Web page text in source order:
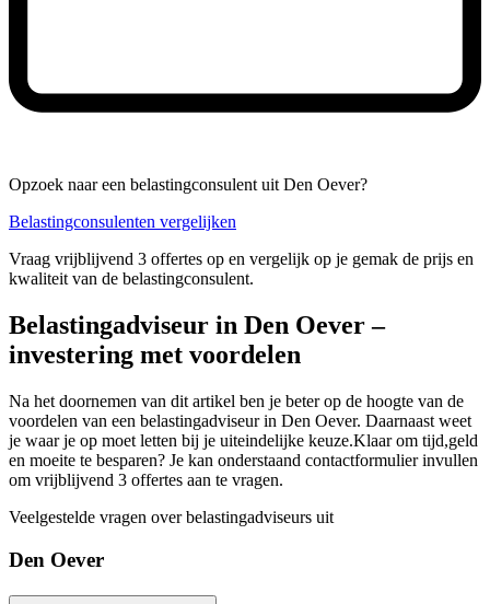
Opzoek naar een belastingconsulent uit Den Oever?
Belastingconsulenten vergelijken
Vraag vrijblijvend 3 offertes op en vergelijk op je gemak de prijs en
kwaliteit van de belastingconsulent.
Belastingadviseur in Den Oever –
investering met voordelen
Na het doornemen van dit artikel ben je beter op de hoogte van de
voordelen van een belastingadviseur in Den Oever. Daarnaast weet
je waar je op moet letten bij je uiteindelijke keuze.Klaar om tijd,geld
en moeite te besparen? Je kan onderstaand contactformulier invullen
om vrijblijvend 3 offertes aan te vragen.
Veelgestelde vragen over belastingadviseurs uit
Den Oever